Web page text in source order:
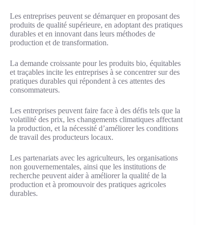
Les entreprises peuvent se démarquer en proposant des
produits de qualité supérieure, en adoptant des pratiques
durables et en innovant dans leurs méthodes de
production et de transformation.
La demande croissante pour les produits bio, équitables
et traçables incite les entreprises à se concentrer sur des
pratiques durables qui répondent à ces attentes des
consommateurs.
Les entreprises peuvent faire face à des défis tels que la
volatilité des prix, les changements climatiques affectant
la production, et la nécessité d’améliorer les conditions
de travail des producteurs locaux.
Les partenariats avec les agriculteurs, les organisations
non gouvernementales, ainsi que les institutions de
recherche peuvent aider à améliorer la qualité de la
production et à promouvoir des pratiques agricoles
durables.